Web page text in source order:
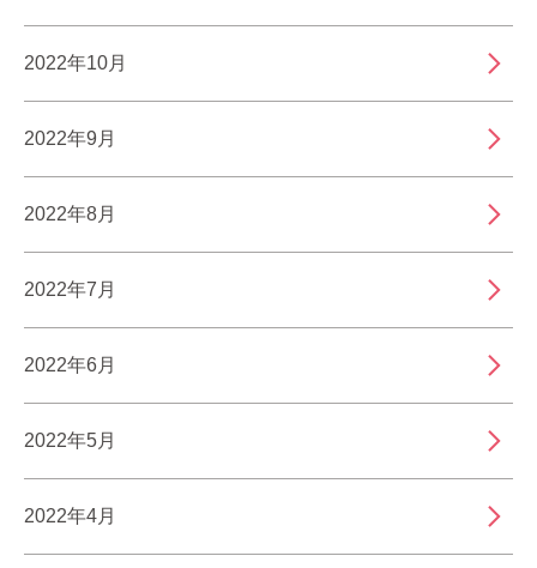
2022年10月
2022年9月
2022年8月
2022年7月
2022年6月
2022年5月
2022年4月